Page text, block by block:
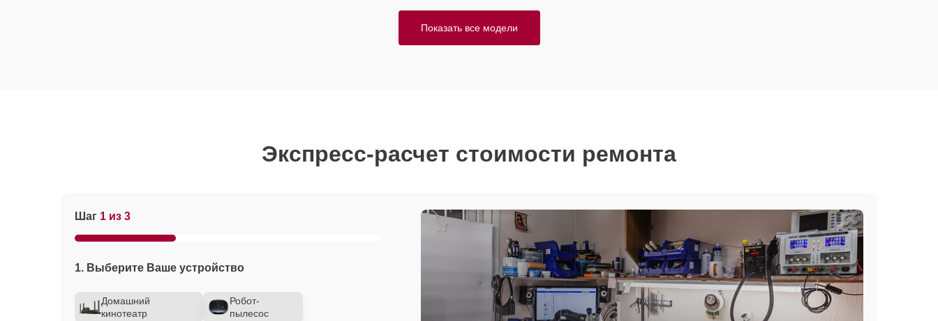
Показать все модели
Экспресс-расчет стоимости ремонта
Шаг 1 из 3
1. Выберите Ваше устройство
Домашний
кинотеатр
Робот-
пылесос